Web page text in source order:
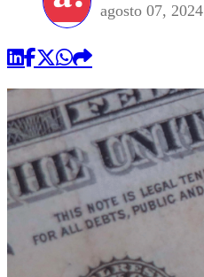
agosto 07, 2024